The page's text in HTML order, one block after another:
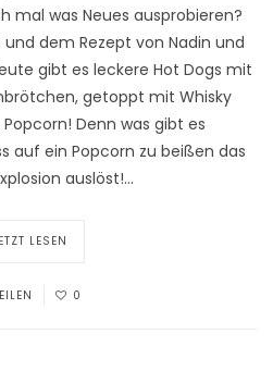
mal was Neues ausprobieren?
dem Rezept von Nadin und
gibt es leckere Hot Dogs mit
getoppt mit Whisky
Denn was gibt es
auf ein Popcorn zu beißen das
auslöst!…
LESEN
0